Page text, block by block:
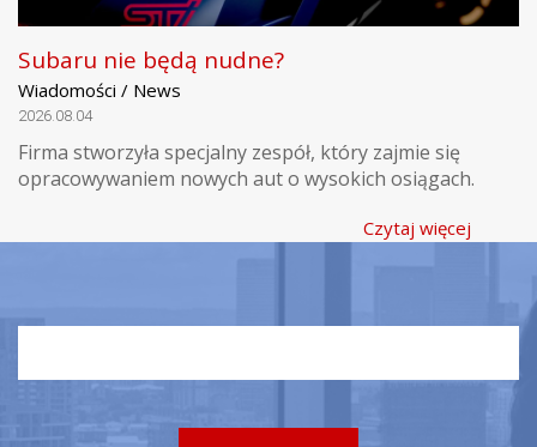
Subaru nie będą nudne?
Wiadomości / News
2026.08.04
Firma stworzyła specjalny zespół, który zajmie się
opracowywaniem nowych aut o wysokich osiągach.
Czytaj więcej